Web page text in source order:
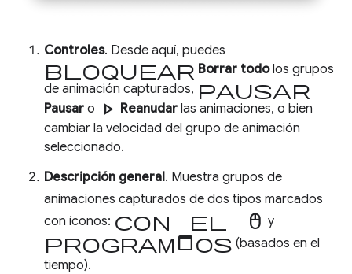
Controles. Desde aquí, puedes
bloquear Borrar todolos grupos
de animación capturados, pausar
Pausar o play_arrow Reanudar las animaciones, o bien
cambiar la velocidad del grupo de animación
seleccionado.
Descripción general. Muestra grupos de
animaciones capturados de dos tipos marcados
con íconos: con el mouse y
programados (basados en el
tiempo).